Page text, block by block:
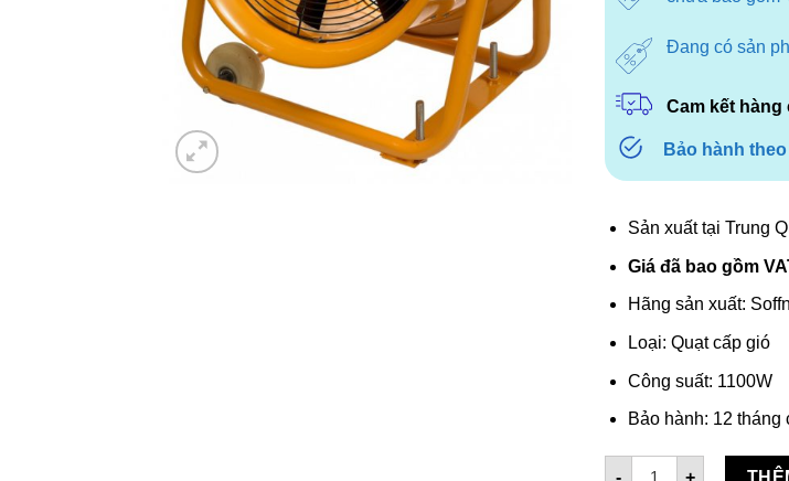
Đang có sản
Cam kết hàng
Bảo hành
Sản xuất tại Trung
Giá đã bao gồm
Hãng sản xuất:
Loại: Quạt cấp gió
Công suất: 1100W
Bảo hành: 12 tháng
-
Quạt cấp gió di
+